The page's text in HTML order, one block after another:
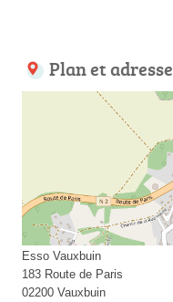
Plan et adresse
Esso Vauxbuin
183 Route de Paris
02200 Vauxbuin